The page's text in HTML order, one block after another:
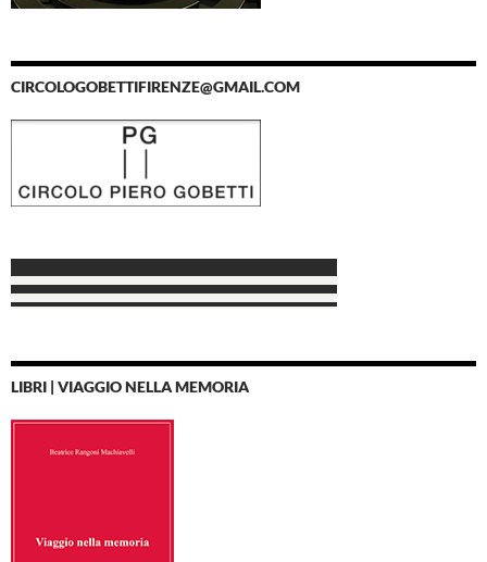
CIRCOLOGOBETTIFIRENZE@GMAIL.COM
LIBRI | VIAGGIO NELLA MEMORIA